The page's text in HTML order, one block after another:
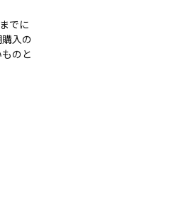
でに
入の
のと